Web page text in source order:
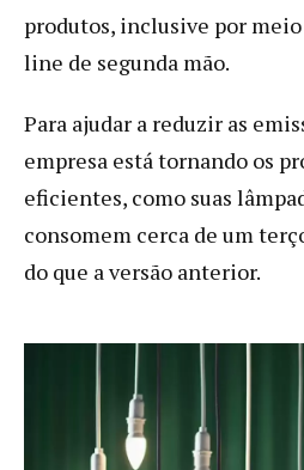
produtos, inclusive por
line de segunda mão.
Para ajudar a reduzir as
empresa está tornando os
eficientes, como suas
consomem cerca de um
do que a versão anterior.